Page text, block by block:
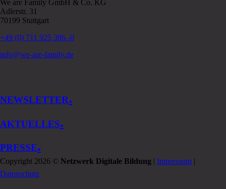
We are Family GmbH & Co. KG
Adlerstr. 31
70199 Stuttgart
+49 (0) 711 925 386 -0
info@we-are-family.de
NEWSLETTER.
AKTUELLES.
PRESSE.
Copyright 2026 © Netzwerk Digitale Bildung | Impressum |
Datenschutz